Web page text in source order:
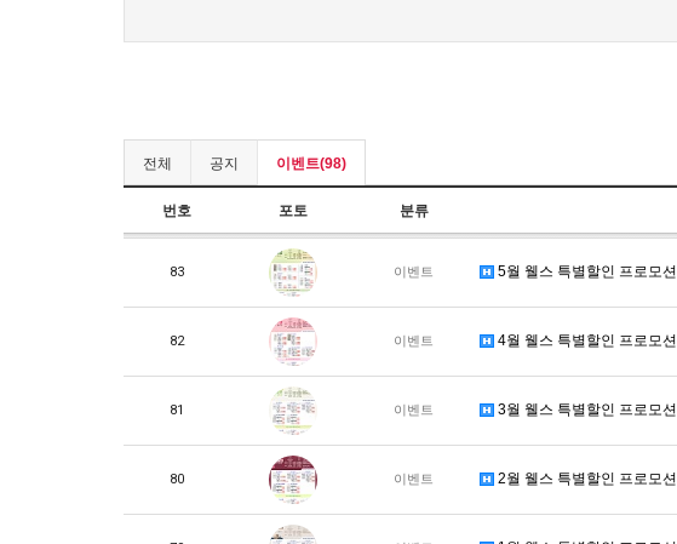
전체 공지 이벤트(98)
번호 포토 분류
83 이벤트 5월 웰스 특별할인 프로모션
82 이벤트 4월 웰스 특별할인 프로모션
81 이벤트 3월 웰스 특별할인 프로모션
80 이벤트 2월 웰스 특별할인 프로모션